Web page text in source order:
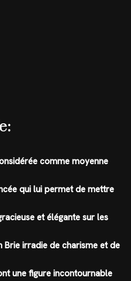
comme moyenne
qui lui permet de mettre
et élégante sur les
Brie irradie de charisme et de
une figure incontournable